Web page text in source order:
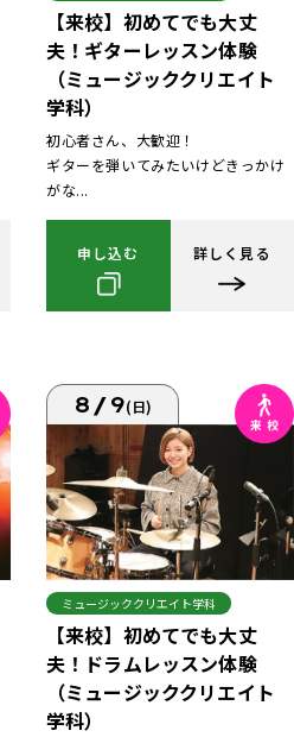
【来校】初めてでも大丈
夫！ギターレッスン体験
（ミュージッククリエイト
学科）
初心者さん、大歓迎！
ギターを弾いてみたいけどきっかけ
がな...
申し込む 詳しく見る
8/9(日)
ミュージッククリエイト学科
【来校】初めてでも大丈
夫！ドラムレッスン体験
（ミュージッククリエイト
学科）